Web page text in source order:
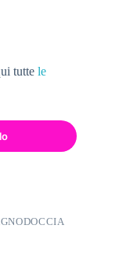
tutte le